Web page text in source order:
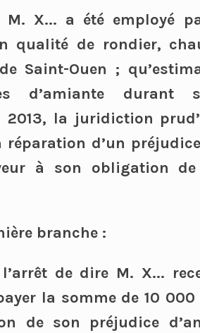
M. X... a été employé
qualité de rondier,
Saint-Ouen ;
d’amiante durant
la juridiction
d’un
à son obligation
branche :
de dire M. X...
la somme de 10
de son préjudice